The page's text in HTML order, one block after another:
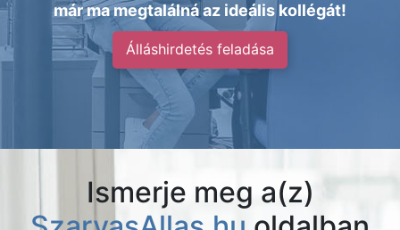
már ma megtalálná az ideális kollégát!
Álláshirdetés feladása
Ismerje meg a(z)